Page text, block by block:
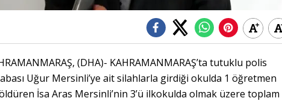
(DHA)- KAHRAMANMARAŞ’ta tutuklu polis
Uğur Mersinli’ye ait silahlarla girdiği okulda 1 öğretmen
İsa Aras Mersinli’nin 3’ü ilkokulda olmak üzere toplam